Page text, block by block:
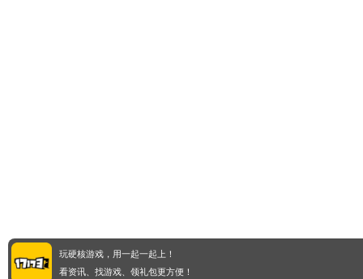
玩硬核游戏，用一起一起上！
看资讯、找游戏、领礼包更方便！